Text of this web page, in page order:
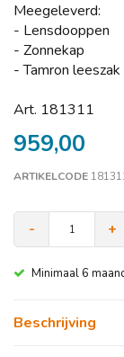
Meegeleverd:
- Lensdooppen
- Zonnekap
- Tamron leeszak
Art. 181311
959,00
ARTIKELCODE
- +
Minimaal 6
Beschrijving